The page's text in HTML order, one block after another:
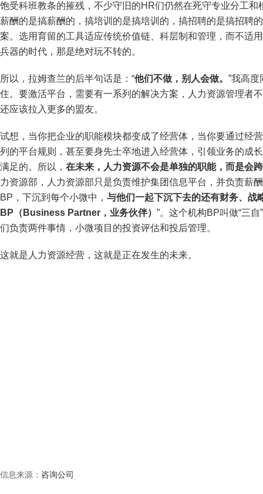
饱受科班教条的摧残，不少守旧的HR们仍然在死守专业分工
薪酬的是搞薪酬的，搞培训的是搞培训的，搞招聘的是搞招聘
案。选用育留的工具适应传统价值链、科层制和管理，而不适
兵器的时代，那是绝对玩不转的。
所以，拉姆查兰的后半句话是：“他们不做，别人会做。 ”我高
住。要激活平台，需要有一系列的解决方案，人力资源管理者
还应该拉入更多的盟友。
试想，当你把企业的职能模块都变成了经营体，当你要通过经
列的平台规则，甚至要身先士卒地进入经营体，引领业务的成
满足的。所以， 在未来，人力资源不会是单独的职能，而是会
力资源部，人力资源部只是负责维护集团信息平台，并负责薪
BP，下沉到每个小微中， 与他们一起下沉下去的还有财务、战
BP（Business Partner，业务伙伴） ”。这个机构BP叫做“三
们负责两件事情，小微项目的投资评估和投后管理。
这就是人力资源经营，这就是正在发生的未来。
信息来源： 咨询公司